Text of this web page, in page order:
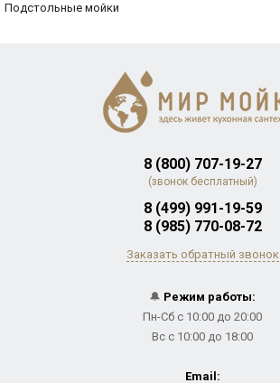
Подстольные мойки
8 (800) 707-19-27
(звонок бесплатный)
8 (499) 991-19-59
8 (985) 770-08-72
Заказать обратный звонок
🔔 Режим работы:
Пн-Сб с 10:00 до 20:00
Вс с 10:00 до 18:00
Email: